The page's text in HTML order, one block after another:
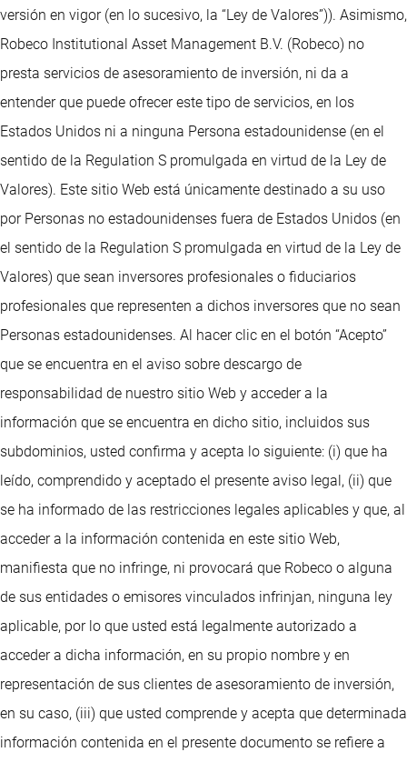
versión en vigor (en lo sucesivo, la “Ley de Valores”)). Asimismo,
Robeco Institutional Asset Management B.V. (Robeco) no
presta servicios de asesoramiento de inversión, ni da a
entender que puede ofrecer este tipo de servicios, en los
Estados Unidos ni a ninguna Persona estadounidense (en el
sentido de la Regulation S promulgada en virtud de la Ley de
Valores). Este sitio Web está únicamente destinado a su uso
por Personas no estadounidenses fuera de Estados Unidos (en
el sentido de la Regulation S promulgada en virtud de la Ley de
Valores) que sean inversores profesionales o fiduciarios
profesionales que representen a dichos inversores que no sean
Personas estadounidenses. Al hacer clic en el botón “Acepto”
que se encuentra en el aviso sobre descargo de
responsabilidad de nuestro sitio Web y acceder a la
información que se encuentra en dicho sitio, incluidos sus
subdominios, usted confirma y acepta lo siguiente: (i) que ha
leído, comprendido y aceptado el presente aviso legal, (ii) que
se ha informado de las restricciones legales aplicables y que, al
acceder a la información contenida en este sitio Web,
manifiesta que no infringe, ni provocará que Robeco o alguna
de sus entidades o emisores vinculados infrinjan, ninguna ley
aplicable, por lo que usted está legalmente autorizado a
acceder a dicha información, en su propio nombre y en
representación de sus clientes de asesoramiento de inversión,
en su caso, (iii) que usted comprende y acepta que determinada
información contenida en el presente documento se refiere a